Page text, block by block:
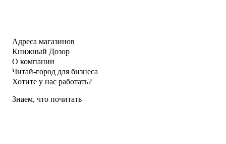
Адреса магазинов
Книжный Дозор
О компании
Читай-город для бизнеса
Хотите у нас работать?
Знаем, что почитать